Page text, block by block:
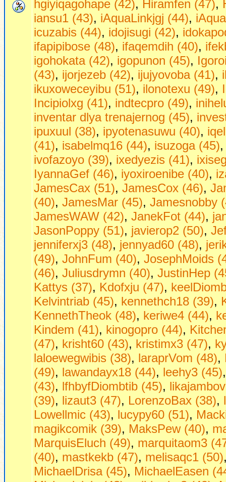
hgiyiqagohape (42), Hiramfen (47),
iansu1 (43), iAquaLinkjgj (44),
icuzabis (44), idojisugi (42),
ifapipibose (48), ifaqemdih (40),
igohokata (42), igopunon (45),
(43), ijorjezeb (42), ijujyovoba (41),
ikuxoweceyibu (51), ilonotexu (49),
Incipiolxg (41), indtecpro (49),
inventar dlya trenajernog (45),
ipuxuul (38), ipyotenasuwu (40),
(41), isabelmq16 (44), isuzoga (45)
ivofazoyo (39), ixedyezis (41),
IyannaGef (46), iyoxiroenibe (40),
JamesCax (51), JamesCox (46),
(40), JamesMar (45), Jamesnobby
JamesWAW (42), JanekFot (44),
JasonPoppy (51), javierop2 (50),
jenniferxj3 (48), jennyad60 (48),
(49), JohnFum (40), JosephMoids
(46), Juliusdrymn (40), JustinHep
Kattys (37), Kdofxju (47),
Kelvintriab (45), kennethch18 (39),
KennethTheok (48), keriwe4 (44),
Kindem (41), kinogopro (44),
(47), krisht60 (43), kristimx3 (47),
laloewegwibis (38), laraprVom (48),
(49), lawandayx18 (44), leehy3 (45)
(43), lfhbyfDiombtib (45),
(39), lizaut3 (47), LorenzoBax (38),
Lowellmic (43), lucypy60 (51),
magikcomik (39), MaksPew (40),
MarquisEluch (49), marquitaom3
(40), mastkekb (47), melisaqc1 (50)
MichaelDrisa (45), MichaelEasen